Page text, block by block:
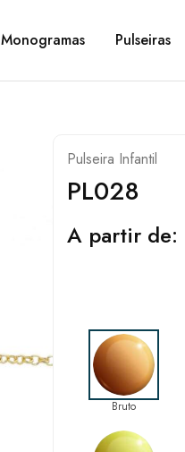
Monogramas Pulseiras
Pulseira Infantil
PL028
A partir de:
Bruto